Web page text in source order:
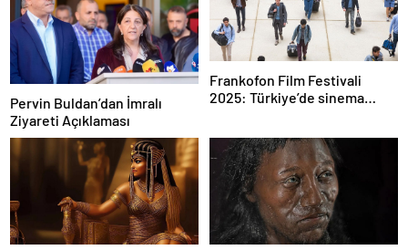
Pervin Buldan’dan İmralı
Ziyareti Açıklaması
Frankofon Film Festivali
2025: Türkiye’de sinema